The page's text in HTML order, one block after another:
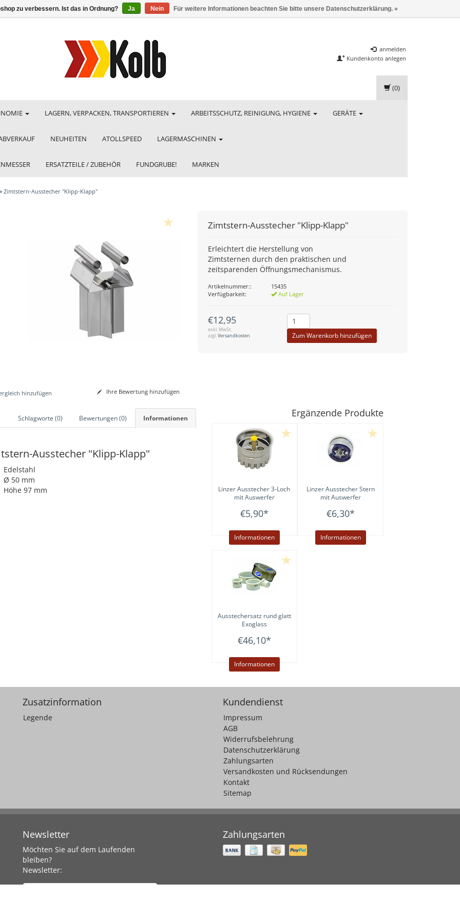
anmelden
Kundenkonto anlegen
LAGERN, VERPACKEN, TRANSPORTIEREN ARBEITSSCHUTZ, REINIGUNG, HYGIENE GERÄTE
NEUHEITEN ATOLLSPEED LAGERMASCHINEN
ERSATZTEILE / ZUBEHÖR FUNDGRUBE! MARKEN
(0)
Zimtstern-Ausstecher "Klipp-Klapp"
Zimtstern-Ausstecher "Klipp-Klapp"
Erleichtert die Herstellung von
Zimtsternen durch den praktischen und
zeitsparenden Öffnungsmechanismus.
Artikelnummer::
15435
Verfügbarkeit:
Auf Lager
€12,95
exkl. MwSt.
zzgl.Versandkosten Zum Warenkorb hinzufügen
hinzufügen Ihre Bewertung hinzufügen
Informationen
Bewertungen (0)
Schlagworte (0)
Ausstecher "Klipp-Klapp"
Edelstahl
Ø 50 mm
Höhe 97 mm
Ergänzende Produkte
Linzer Ausstecher 3-Loch
mit Auswerfer
€5,90*
Informationen
Linzer Ausstecher Stern
mit Auswerfer
€6,30*
Informationen
Ausstechersatz rund glatt
Exoglass
€46,10*
Informationen
Zusatzinformation
Legende
Kundendienst
Impressum
AGB
Widerrufsbelehrung
Datenschutzerklärung
Zahlungsarten
Versandkosten und Rücksendungen
Kontakt
Sitemap
Newsletter
Möchten Sie auf dem Laufenden
bleiben?
Newsletter:
Zahlungsarten
zu verbessern. Ist das in Ordnung? Ja Nein Für weitere Informationen beachten Sie bitte unsere Datenschutzerklärung. »